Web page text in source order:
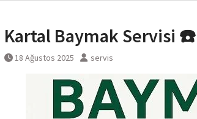
Kartal Baymak Servisi ☎️
18 Ağustos 2025 servis